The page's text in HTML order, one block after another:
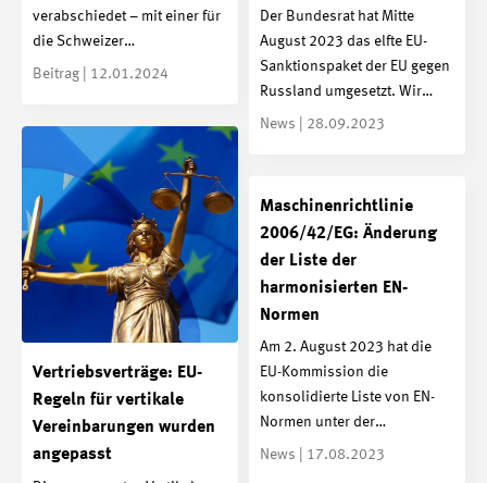
verabschiedet – mit einer für
die Schweizer…
Beitrag | 12.01.2024
Der Bundesrat hat Mitte
August 2023 das elfte EU-
Sanktionspaket der EU gegen
Russland umgesetzt. Wir…
News | 28.09.2023
Vertriebsverträge: EU-
Regeln für vertikale
Vereinbarungen wurden
angepasst
Maschinenrichtlinie
2006/42/EG: Änderung
der Liste der
harmonisierten EN-
Normen
Am 2. August 2023 hat die
EU-Kommission die
konsolidierte Liste von EN-
Normen unter der…
News | 17.08.2023